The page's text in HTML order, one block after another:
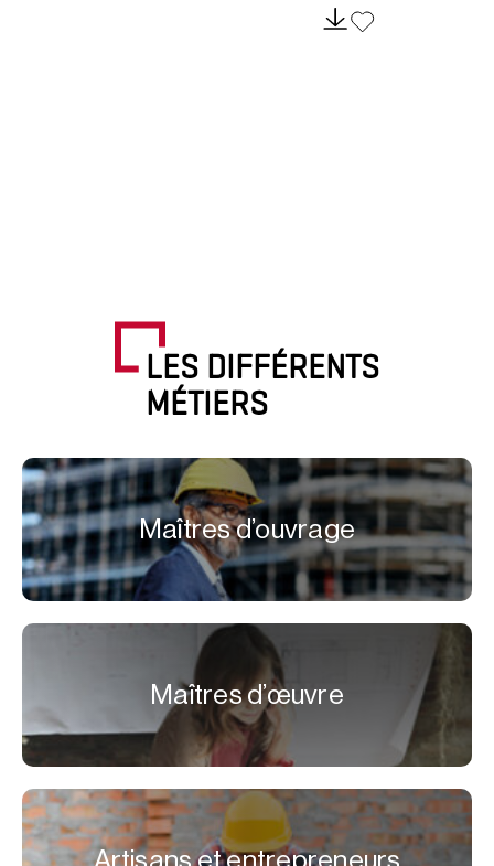
LES DIFFÉRENTS
MÉTIERS
Maîtres d’ouvrage
Maîtres d’œuvre
Artisans et entrepreneurs